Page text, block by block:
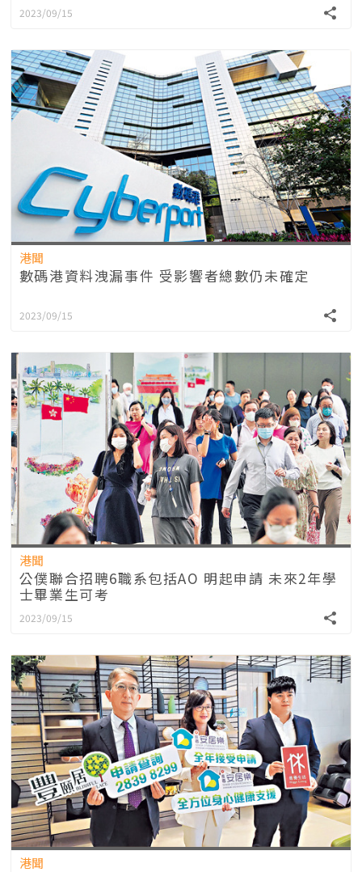
2023/09/15
港聞
數碼港資料洩漏事件 受影響者總數仍未確定
2023/09/15
港聞
公僕聯合招聘6職系包括AO 明起申請 未來2年學
士畢業生可考
2023/09/15
港聞